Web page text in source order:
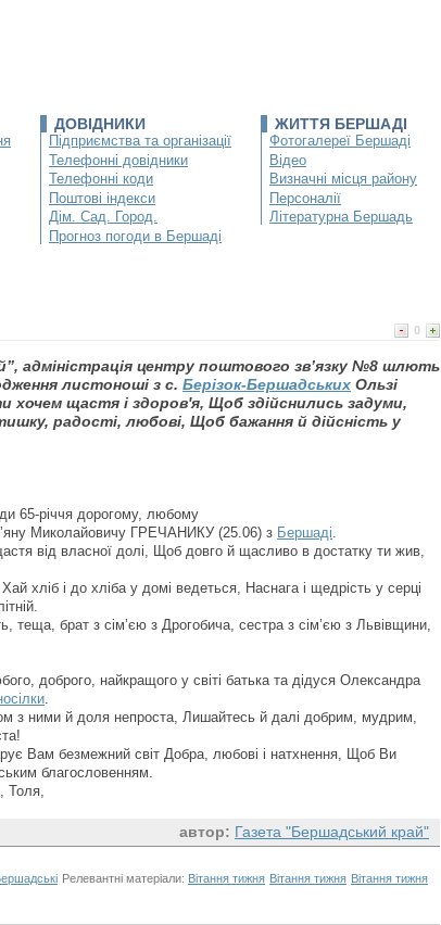
ДОВІДНИКИ
Підприємства та організації
Телефонні довідники
Телефонні коди
Поштові індекси
Дім. Сад. Город.
Прогноз погоди в Бершаді
ЖИТТЯ БЕРШАДІ
Фотогалереї Бершаді
Відео
Визначні місця району
Персоналії
Літературна Бершадь
0
адміністрація центру поштового зв’язку №8 шлють
листоноші з с. Берізок-Бершадських Ользі
хочем щастя і здоров'я, Щоб здійснились задуми,
радості, любові, Щоб бажання й дійсність у
65-річчя дорогому, любому
Миколайовичу ГРЕЧАНИКУ (25.06) з Бершаді
від власної долі, Щоб довго й щасливо в достатку ти жив,
хліб і до хліба у домі ведеться, Наснага і щедрість у серці
теща, брат з сім’єю з Дрогобича, сестра з сім’єю з Львівщини,
доброго, найкращого у світі батька та дідуся Олександра
з ними й доля непроста, Лишайтесь й далі добрим, мудрим,
Вам безмежний світ Добра, любові і натхнення, Щоб Ви
благословенням.
Толя,
автор: Газета "Бершадський край"
Релевантні матеріали: Вітання тижня Вітання тижня Вітання тижня